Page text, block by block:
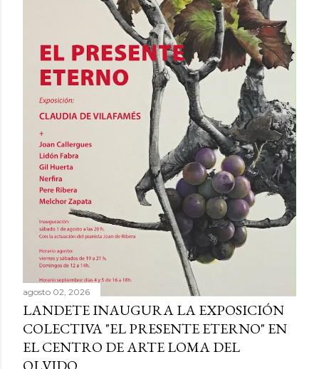
agosto 02, 2026
LANDETE INAUGURA LA EXPOSICIÓN
COLECTIVA "EL PRESENTE ETERNO" EN
EL CENTRO DE ARTE LOMA DEL
OLVIDO